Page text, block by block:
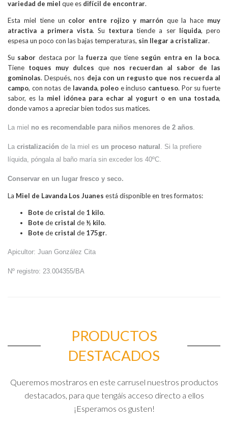
variedad de miel que es difícil de encontrar.
Esta miel tiene un color entre rojizo y marrón que la hace muy
atractiva a primera vista. Su texturatiende a ser líquida, pero
espesa un poco con las bajas temperaturas, sin llegar a cristalizar.
Su sabor destaca por lafuerza que tiene según entra en la boca.
Tiene toques muy dulces que nos recuerdan al sabor de las
gominolas. Después, nos deja con un regusto que nos recuerda al
campo, con notas de lavanda, poleo e incluso cantueso. Por su fuerte
sabor, es la miel idónea para echar al yogurt o en una tostada,
donde vamos a apreciar bien todos sus matices.
La miel no es recomendable para niños menores de 2 años
La cristalización de la miel es un proceso natural . Si la prefiere
líquida, póngala al baño maría sin exceder los 40ºC.
Conservar en un lugar fresco y seco.
La Miel de Lavanda Los Juanes está disponible en tres formatos:
Bote de cristal de 1 kilo.
Bote de cristal de ½ kilo.
Bote de cristal de 175gr.
Apicultor: Juan González Cita
Nº registro: 23.004355/BA
PRODUCTOS
DESTACADOS
Queremos mostraros en este carrusel nuestros productos
destacados, para que tengáis acceso directo a ellos
¡Esperamos os gusten!